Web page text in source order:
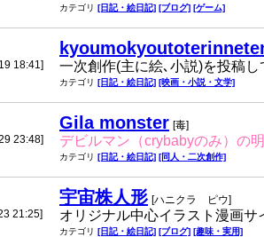
カテゴリ [日記・絵日記] [ブログ] [ゲーム]
18:41] 一次創作(主に絵､小説)を投稿
カテゴリ [日記・絵日記] [映画・小説・文学]
23:48]
Gila monster [毒]
デビルマン（crybabyのみ）の
カテゴリ [日記・絵日記] [同人・二次創作]
21:25]
宇宙株人形 [ハニクラ ピウ]
オリジナル中心イラスト漫画
カテゴリ [日記・絵日記] [ブログ] [趣味・実用]